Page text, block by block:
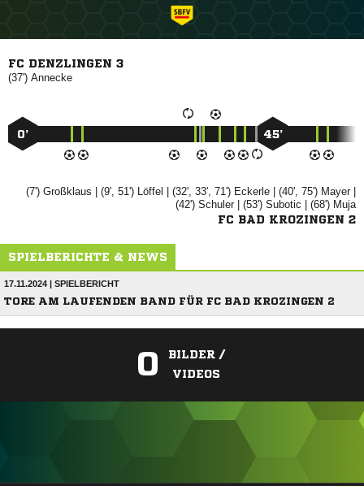
FC DENZLINGEN 3
(37') 
0’ 45’
(7')  | (9', 51')  | (32', 33', 71')  | (40', 75') |
(42') | (53')  | (68') 
FC BAD KROZINGEN 2
SPIELBERICHTE & NEWS
17.11.2024 | SPIELBERICHT
TORE AM LAUFENDEN BAND FÜR FC BAD KROZINGEN 2
0
BILDER /
VIDEOS